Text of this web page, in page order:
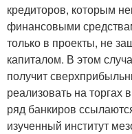
кредиторов, которым
финансовыми
только в проекты, не
капиталом. В этом
получит
реализовать на
ряд банкиров
изученный институт